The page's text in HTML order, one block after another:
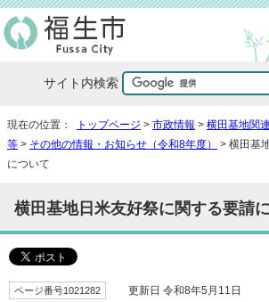
サイト内検索
現在の位置： トップページ > 市政情報 > 横田基地関連
等 > その他の情報・お知らせ（令和8年度）
> 横田基
について
横田基地日米友好祭に関する要請
ページ番号1021282 更新日 令和8年5月11日